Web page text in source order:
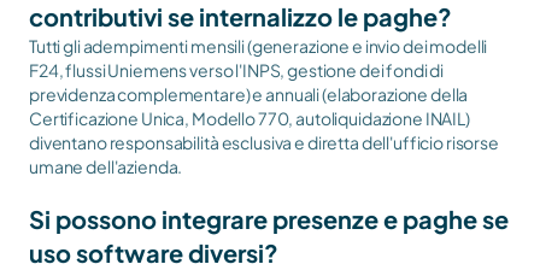
contributivi se internalizzo le paghe?
Tutti gli adempimenti mensili (generazione e invio dei modelli
F24, flussi Uniemens verso l'INPS, gestione dei fondi di
previdenza complementare) e annuali (elaborazione della
Certificazione Unica, Modello 770, autoliquidazione INAIL)
diventano responsabilità esclusiva e diretta dell'ufficio risorse
umane dell'azienda.
Si possono integrare presenze e paghe se
uso software diversi?